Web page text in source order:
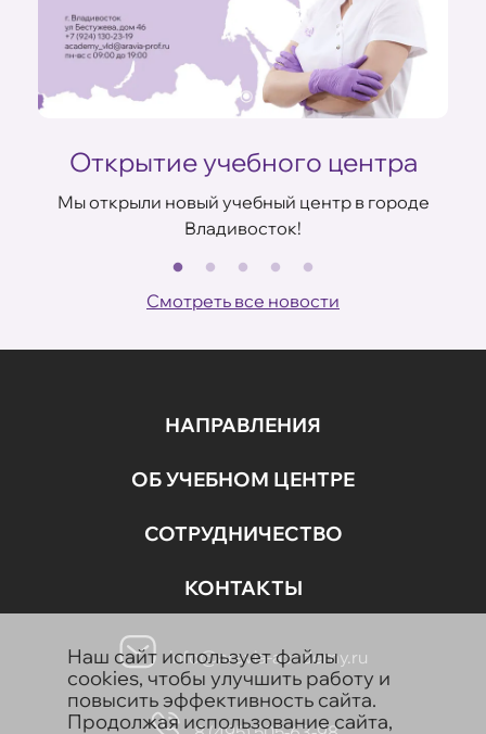
Открытие учебного центра
Мы открыли новый учебный центр в городе
Владивосток!
Смотреть все новости
НАПРАВЛЕНИЯ
ОБ УЧЕБНОМ ЦЕНТРЕ
СОТРУДНИЧЕСТВО
КОНТАКТЫ
info@aravia-academy.ru
Наш сайт использует файлы
cookies, чтобы улучшить работу и
повысить эффективность сайта.
Продолжая использование сайта,